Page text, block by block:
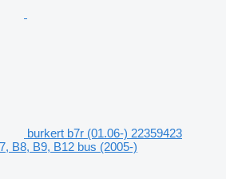
burkert b7r (01.06-) 22359423
B8, B9, B12 bus (2005-)